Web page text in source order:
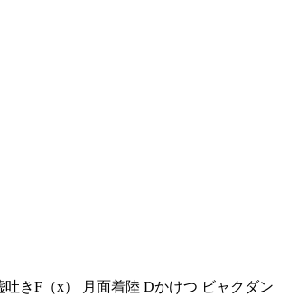
きF（x） 月面着陸 Dかけつ ビャクダン